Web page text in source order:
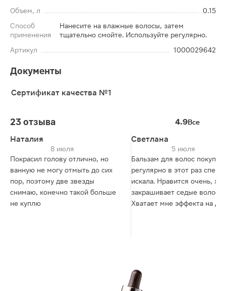
Объем, л
0.15
Способ
применения
Нанесите на влажные волосы, затем
тщательно смойте. Используйте регулярно.
Артикул
1000029642
Документы
Сертификат качества №1
23 отзыва 4.9Все
Наталия
8 июля
Покрасил голову отлично, но
ванную не могу отмыть до сих
пор, поэтому две звезды
снимаю, конечно такой больше
не куплю
Светлана
5 июля
Бальзам для волос покупаю
регулярно в этот раз
искала. Нравится очень,
закрашивает седые волосы.
Хватает мне эффекта на